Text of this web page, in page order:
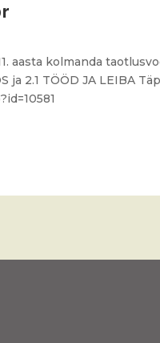
aasta kolmanda
ja 2.1 TÖÖD JA LEIBA